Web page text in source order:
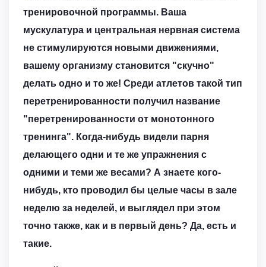
тренировочной программы. Ваша
мускулатура и центральная нервная система
не стимулируются новыми движениями,
вашему организму становится "скучно"
делать одно и то же! Среди атлетов такой тип
перетренированности получил название
"перетренированности от монотонного
тренинга". Когда-нибудь видели парня
делающего одни и те же упражнения с
одними и теми же весами? А знаете кого-
нибудь, кто проводил бы целые часы в зале
неделю за неделей, и выглядел при этом
точно также, как и в первый день? Да, есть и
такие.